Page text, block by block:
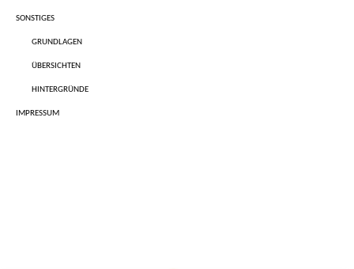
SONSTIGES
GRUNDLAGEN
ÜBERSICHTEN
HINTERGRÜNDE
IMPRESSUM